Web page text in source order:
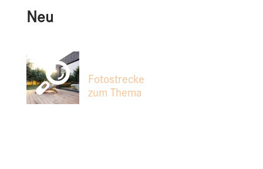
Neu
Fotostrecke
zum Thema